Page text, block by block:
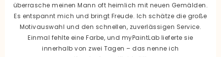
überrasche meinen Mann oft heimlich mit neuen Gemälden.
Es entspannt mich und bringt Freude. Ich schätze die große
Motivauswahl und den schnellen, zuverlässigen Service.
Einmal fehlte eine Farbe, und myPaintLab lieferte sie
innerhalb von zwei Tagen – das nenne ich